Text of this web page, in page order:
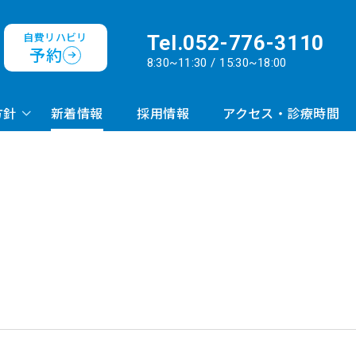
自費リハビリ
予約 Tel.052-776-3110
8:30~11:30 / 15:30~18:00
新着情報 採用情報 アクセス・診療時間